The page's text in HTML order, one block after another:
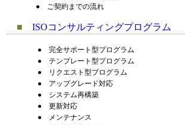
●
ご契約までの流れ
■ ISOコンサルティングプログラム
● 完全サポート型プログラム
● テンプレート型プログラム
●
リクエスト型プログラム
● アップグレード対応
● システム再構築
● 更新対応
●
メンテナンス